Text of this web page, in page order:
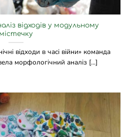
відходів у модульному
містечку
відходи в часі війни» команда
морфологічний аналіз [...]